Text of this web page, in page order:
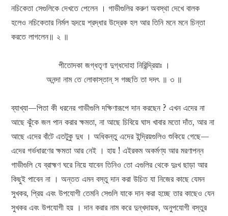
নচিকেতা সেগুলিকে দেখতে পেলেন । গাভীগুলির করুণ অবস্থা দেখে বালক
হলেও নচিকেতার নির্মল হৃদয়ে শ্রদ্ধার উদ্রেক হল আর তিনি মনে মনে চিন্তা
করতে লাগলেন॥ ২ ॥
পীতোদকা জগ্ধতৃণা দুগ্ধদোহা নিরিন্দ্রিয়াঃ ।
অনন্দা নাম তে লোকাস্তান্ স গচ্ছতি তা দদৎ ॥ ৩ ॥
ব্যাখ্যা—পিতা কী ধরনের গাভীগুলি দক্ষিণারূপে দান করছেন ? এখন এদের না
আছে ঝুঁকে জল পান করার ক্ষমতা, না আছে চিবিয়ে ঘাস খাবার মতো দাঁত, আর না
আছে এদের বাঁটে এতটুকু দুধ । অধিকন্তু এদের ইন্দ্রিয়গুলিও শুকিয়ে গেছে—
এদের গর্ভধারণের ক্ষমতা আর নেই । হায় ! এইরকম অকর্মণ্য আর মরণাপন্ন
গাভীগুলি যে ব্রাহ্মণ ঘরে নিয়ে যাবেন তিনিও তো এগুলির থেকে দুঃখ ছাড়া আর
কিছুই পাবেন না । অন্তত এমন বস্তু দান করা উচিত যা নিজের কাছে যেমন
সুখকর, প্রিয় এবং উপযোগী তেমনি সেগুলি যাকে দান করা হচ্ছে তার কাছেও যেন
সুখকর এবং উপযোগী হয় । দান করার নাম করে দুন্খদায়ক, অনুপযোগী বস্তুর